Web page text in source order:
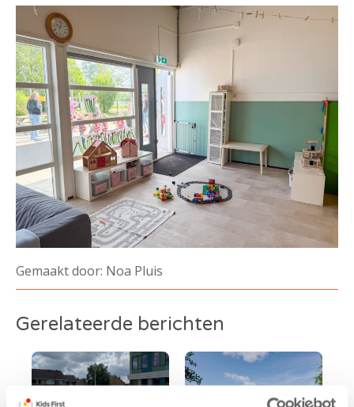
Gemaakt door: Noa Pluis
Gerelateerde berichten